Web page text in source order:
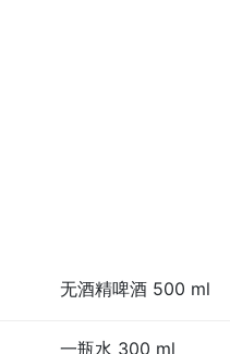
无酒精啤酒 500 ml
一瓶水 300 ml